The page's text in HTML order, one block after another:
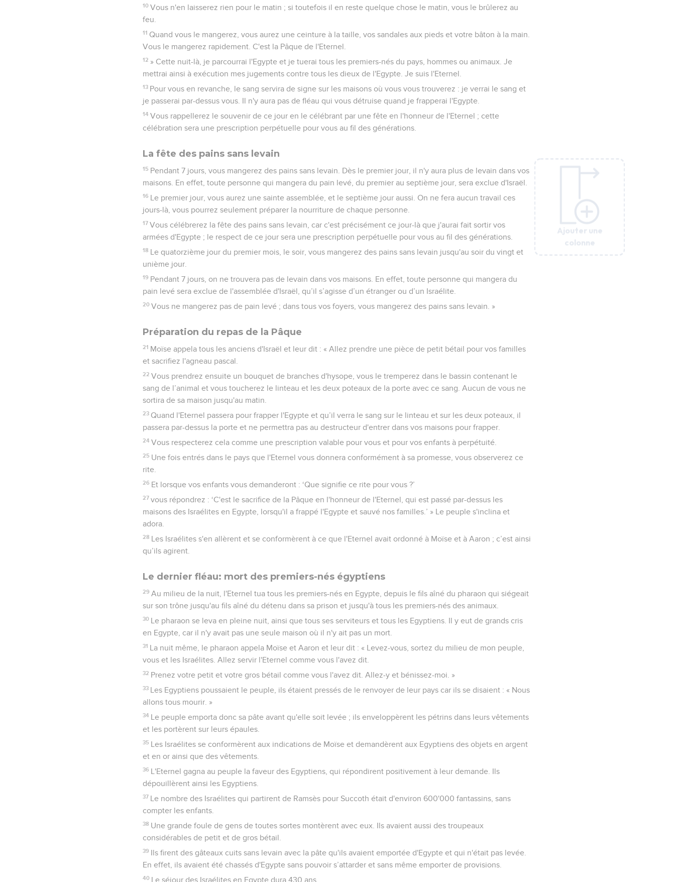
Ajouter une
colonne
Ajouter une
colonne
10 Vous n'en laisserez rien pour le matin ; si toutefois il en reste quelque chose le matin, vous le brûlerez au
feu.
11 Quand vous le mangerez, vous aurez une ceinture à la taille, vos sandales aux pieds et votre bâton à la main.
Vous le mangerez rapidement. C'est la Pâque de l'Eternel.
12 » Cette nuit-là, je parcourrai l'Egypte et je tuerai tous les premiers-nés du pays, hommes ou animaux. Je
mettrai ainsi à exécution mes jugements contre tous les dieux de l'Egypte. Je suis l'Eternel.
13 Pour vous en revanche, le sang servira de signe sur les maisons où vous vous trouverez : je verrai le sang et
je passerai par-dessus vous. Il n'y aura pas de fléau qui vous détruise quand je frapperai l'Egypte.
14 Vous rappellerez le souvenir de ce jour en le célébrant par une fête en l'honneur de l'Eternel ; cette
célébration sera une prescription perpétuelle pour vous au fil des générations.
La fête des pains sans levain
15 Pendant 7 jours, vous mangerez des pains sans levain. Dès le premier jour, il n'y aura plus de levain dans vos
maisons. En effet, toute personne qui mangera du pain levé, du premier au septième jour, sera exclue d'Israël.
16 Le premier jour, vous aurez une sainte assemblée, et le septième jour aussi. On ne fera aucun travail ces
jours-là, vous pourrez seulement préparer la nourriture de chaque personne.
17 Vous célébrerez la fête des pains sans levain, car c'est précisément ce jour-là que j'aurai fait sortir vos
armées d'Egypte ; le respect de ce jour sera une prescription perpétuelle pour vous au fil des générations.
18 Le quatorzième jour du premier mois, le soir, vous mangerez des pains sans levain jusqu'au soir du vingt et
unième jour.
19 Pendant 7 jours, on ne trouvera pas de levain dans vos maisons. En effet, toute personne qui mangera du
pain levé sera exclue de l'assemblée d'Israël, qu’il s’agisse d’un étranger ou d’un Israélite.
20 Vous ne mangerez pas de pain levé ; dans tous vos foyers, vous mangerez des pains sans levain. »
Préparation du repas de la Pâque
21 Moïse appela tous les anciens d'Israël et leur dit : « Allez prendre une pièce de petit bétail pour vos familles
et sacrifiez l'agneau pascal.
22 Vous prendrez ensuite un bouquet de branches d'hysope, vous le tremperez dans le bassin contenant le
sang de l’animal et vous toucherez le linteau et les deux poteaux de la porte avec ce sang. Aucun de vous ne
sortira de sa maison jusqu'au matin.
23 Quand l'Eternel passera pour frapper l'Egypte et qu’il verra le sang sur le linteau et sur les deux poteaux, il
passera par-dessus la porte et ne permettra pas au destructeur d'entrer dans vos maisons pour frapper.
24 Vous respecterez cela comme une prescription valable pour vous et pour vos enfants à perpétuité.
25 Une fois entrés dans le pays que l'Eternel vous donnera conformément à sa promesse, vous observerez ce
rite.
26 Et lorsque vos enfants vous demanderont : ‘Que signifie ce rite pour vous ?’
27 vous répondrez : ‘C'est le sacrifice de la Pâque en l'honneur de l'Eternel, qui est passé par-dessus les
maisons des Israélites en Egypte, lorsqu'il a frappé l'Egypte et sauvé nos familles.’ » Le peuple s'inclina et
adora.
28 Les Israélites s'en allèrent et se conformèrent à ce que l'Eternel avait ordonné à Moïse et à Aaron ; c’est ainsi
qu’ils agirent.
Le dernier fléau: mort des premiers-nés égyptiens
29 Au milieu de la nuit, l'Eternel tua tous les premiers-nés en Egypte, depuis le fils aîné du pharaon qui siégeait
sur son trône jusqu'au fils aîné du détenu dans sa prison et jusqu'à tous les premiers-nés des animaux.
30 Le pharaon se leva en pleine nuit, ainsi que tous ses serviteurs et tous les Egyptiens. Il y eut de grands cris
en Egypte, car il n'y avait pas une seule maison où il n'y ait pas un mort.
31 La nuit même, le pharaon appela Moïse et Aaron et leur dit : « Levez-vous, sortez du milieu de mon peuple,
vous et les Israélites. Allez servir l'Eternel comme vous l'avez dit.
32 Prenez votre petit et votre gros bétail comme vous l'avez dit. Allez-y et bénissez-moi. »
33 Les Egyptiens poussaient le peuple, ils étaient pressés de le renvoyer de leur pays car ils se disaient : « Nous
allons tous mourir. »
34 Le peuple emporta donc sa pâte avant qu'elle soit levée ; ils enveloppèrent les pétrins dans leurs vêtements
et les portèrent sur leurs épaules.
35 Les Israélites se conformèrent aux indications de Moïse et demandèrent aux Egyptiens des objets en argent
et en or ainsi que des vêtements.
36 L'Eternel gagna au peuple la faveur des Egyptiens, qui répondirent positivement à leur demande. Ils
dépouillèrent ainsi les Egyptiens.
37 Le nombre des Israélites qui partirent de Ramsès pour Succoth était d'environ 600'000 fantassins, sans
compter les enfants.
38 Une grande foule de gens de toutes sortes montèrent avec eux. Ils avaient aussi des troupeaux
considérables de petit et de gros bétail.
39 Ils firent des gâteaux cuits sans levain avec la pâte qu'ils avaient emportée d'Egypte et qui n'était pas levée.
En effet, ils avaient été chassés d'Egypte sans pouvoir s’attarder et sans même emporter de provisions.
40 Le séjour des Israélites en Egypte dura 430 ans.
Ajouter une
colonne
Ajouter une
colonne
Ajouter une
colonne